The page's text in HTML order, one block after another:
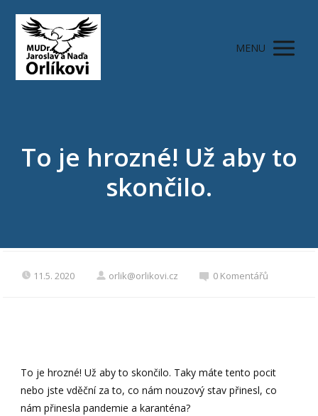
MENU
To je hrozné! Už aby to
skončilo.
11.5. 2020 orlik@orlikovi.cz 0 Komentářů
To je hrozné! Už aby to skončilo. Taky máte tento pocit
nebo jste vděční za to, co nám nouzový stav přinesl, co
nám přinesla pandemie a karanténa?